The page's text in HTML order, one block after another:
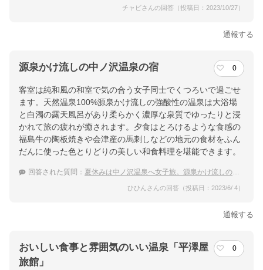
チャビさんの回答（投稿日：2023/10/27）
通報する
源泉かけ流しの中ノ沢温泉の宿 0
客室は純和風の和室で気の合う女子同士でくつろいで過ごせ
ます。天然温泉100%源泉かけ流しの強酸性の温泉は大浴場
と白濁の露天風呂があり柔らかく濃厚な泉質でゆったりと浸
かれて旅の疲れが癒されます。夕食はとろけるような食感の
福島牛の陶板焼きや会津産の馬刺しなどの地元の食材をふん
だんに使った色とりどりの美しい和食料理を堪能できます。
回答された質問： 夏休みは中ノ沢温泉へ女子旅。源泉かけ流しのおすすめの宿をおしえて！
ひひんさんの回答（投稿日：2023/6/ 4）
通報する
おいしい食事と雰囲気のいい温泉「平澤屋
旅館」
0